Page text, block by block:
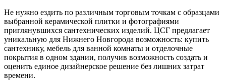
Не нужно ездить по различным торговым точкам с образцами
выбранной керамической плитки и фотографиями
приглянувшихся сантехнических изделий. ЦСГ предлагает
уникальную для Нижнего Новгорода возможность: купить
сантехнику, мебель для ванной комнаты и отделочные
покрытия в одном здании, получив возможность создать и
оценить единое дизайнерское решение без лишних затрат
времени.